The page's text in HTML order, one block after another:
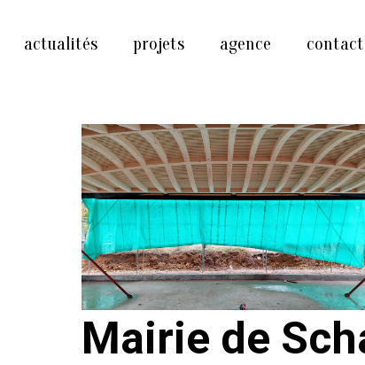
actualités projets agence contact
Mairie de